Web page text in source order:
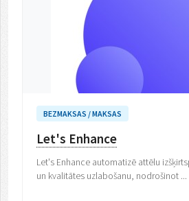
BEZMAKSAS / MAKSAS
Let's Enhance
Let's Enhance automatizē attēlu
un kvalitātes uzlabošanu, nodrošinot ...